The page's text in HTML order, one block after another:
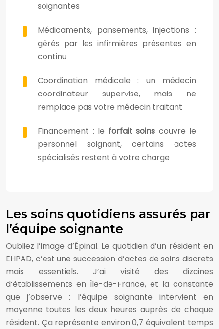
soignantes
Médicaments, pansements, injections :
gérés par les infirmières présentes en
continu
Coordination médicale : un médecin
coordinateur supervise, mais ne
remplace pas votre médecin traitant
Financement : le forfait soins couvre le
personnel soignant, certains actes
spécialisés restent à votre charge
Les soins quotidiens assurés par
l’équipe soignante
Oubliez l’image d’Épinal. Le quotidien d’un résident en
EHPAD, c’est une succession d’actes de soins discrets
mais essentiels. J’ai visité des dizaines
d’établissements en Île-de-France, et la constante
que j’observe : l’équipe soignante intervient en
moyenne toutes les deux heures auprès de chaque
résident. Ça représente environ 0,7 équivalent temps